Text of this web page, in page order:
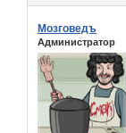
Мозговедъ
Администратор